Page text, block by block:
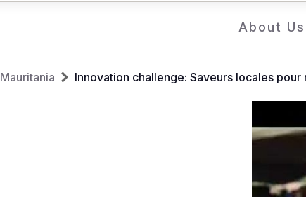
About Us
Mauritania Innovation challenge: Saveurs locales
-